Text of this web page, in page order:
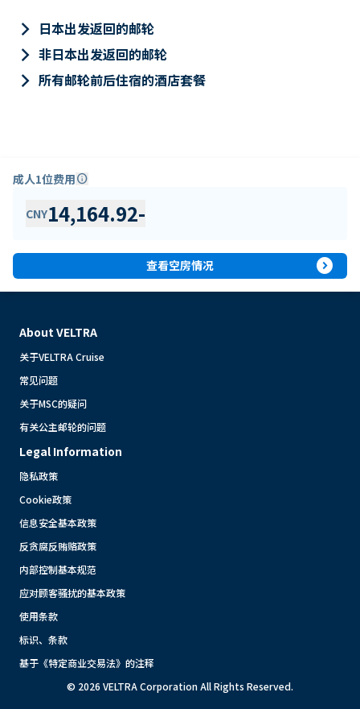
keyboard_arrow_right 日本出发返回的邮轮
keyboard_arrow_right 非日本出发返回的邮轮
keyboard_arrow_right 所有邮轮前后住宿的酒店套餐
成人1位费用info
CNY14,164.92-
查看空房情况 expand_circle_right
About VELTRA
关于VELTRA Cruise
常见问题
关于MSC的疑问
有关公主邮轮的问题
Legal Information
隐私政策
Cookie政策
信息安全基本政策
反贪腐反贿赂政策
内部控制基本规范
应对顾客骚扰的基本政策
使用条款
标识、条款
基于《特定商业交易法》的注释
© 2026 VELTRA Corporation All Rights Reserved.